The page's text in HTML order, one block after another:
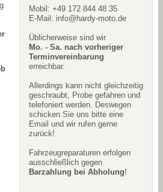
Mobil: +49 172 844 48 35
E-Mail: info@hardy-moto.de
Üblicherweise sind wir
Mo. - Sa. nach vorheriger
Terminvereinbarung
erreichbar.
Allerdings kann nicht gleichzeitig
geschraubt, Probe gefahren und
telefoniert werden. Deswegen
schicken Sie uns bitte eine
Email und wir rufen gerne
zurück!
Fahrzeugreparaturen erfolgen
ausschließlich gegen
Barzahlung bei Abholung!